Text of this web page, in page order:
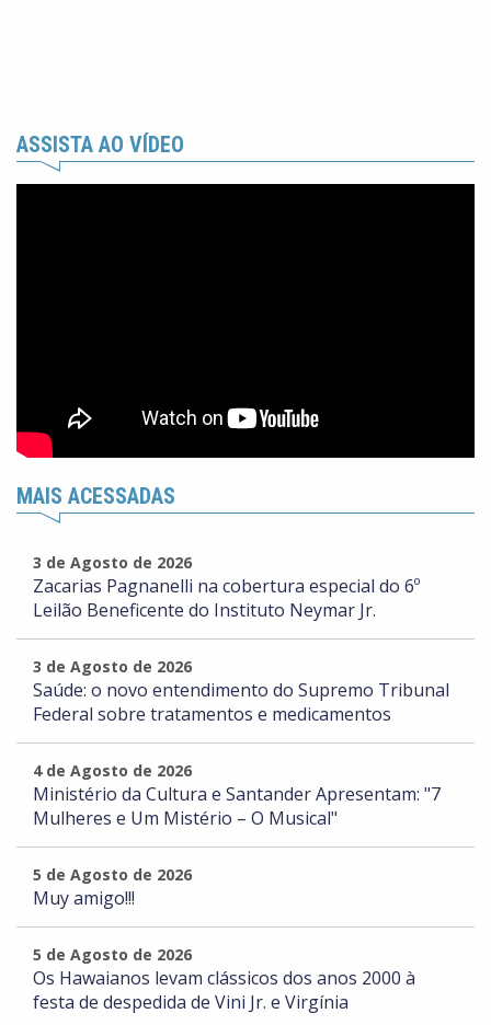
ASSISTA AO VÍDEO
MAIS ACESSADAS
3 de Agosto de 2026
Zacarias Pagnanelli na cobertura especial do 6º
Leilão Beneficente do Instituto Neymar Jr.
3 de Agosto de 2026
Saúde: o novo entendimento do Supremo Tribunal
Federal sobre tratamentos e medicamentos
4 de Agosto de 2026
Ministério da Cultura e Santander Apresentam: "7
Mulheres e Um Mistério – O Musical"
5 de Agosto de 2026
Muy amigo!!!
5 de Agosto de 2026
Os Hawaianos levam clássicos dos anos 2000 à
festa de despedida de Vini Jr. e Virgínia